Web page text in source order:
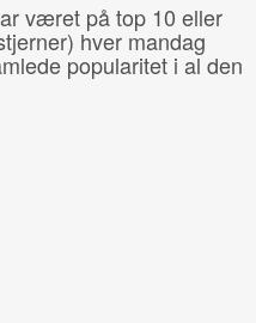
været på top 10 eller
hver mandag
popularitet i al den